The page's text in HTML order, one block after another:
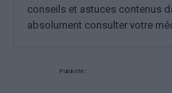
conseils et astuces contenus
absolument consulter votre
Publicité: